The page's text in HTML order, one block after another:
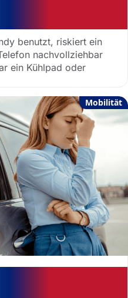
benutzt, riskiert ein
nachvollziehbar
ein Kühlpad oder
Mobilität